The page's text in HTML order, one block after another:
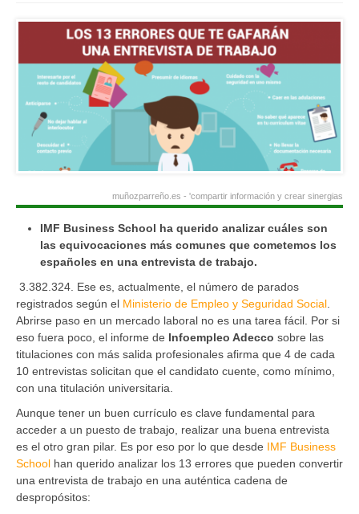
muñozparreño.es - 'compartir información y crear sinergias
IMF Business School ha querido analizar cuáles son
las equivocaciones más comunes que cometemos los
españoles en una entrevista de trabajo.
3.382.324. Ese es, actualmente, el número de parados
registrados según el Ministerio de Empleo y Seguridad Social
Abrirse paso en un mercado laboral no es una tarea fácil. Por si
eso fuera poco, el informe de Infoempleo Adecco sobre las
titulaciones con más salida profesionales afirma que 4 de cada
10 entrevistas solicitan que el candidato cuente, como mínimo,
con una titulación universitaria.
Aunque tener un buen currículo es clave fundamental para
acceder a un puesto de trabajo, realizar una buena entrevista
es el otro gran pilar. Es por eso por lo que desde IMF Business
School han querido analizar los 13 errores que pueden convertir
una entrevista de trabajo en una auténtica cadena de
despropósitos: